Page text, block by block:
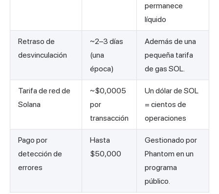
permanece
líquido
Retraso de
desvinculación
~2–3 días
(una
época)
Además de una
pequeña tarifa
de gas SOL.
Tarifa de red de
Solana
~$0,0005
por
transacción
Un dólar de SOL
= cientos de
operaciones
Pago por
detección de
errores
Hasta
$50,000
Gestionado por
Phantom en un
programa
público.